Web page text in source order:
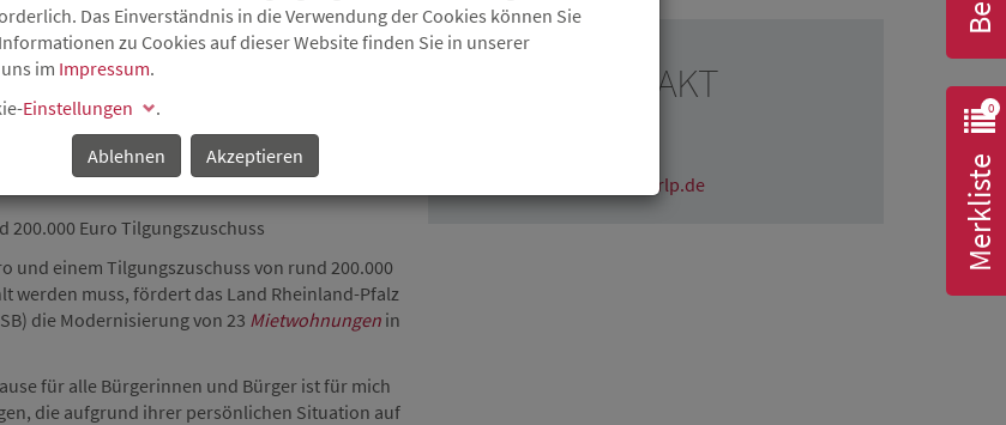
0
Merkliste
B
S
BITBURG
Euro Tilgungszuschuss
und einem Tilgungszuschuss von rund 200.000
werden muss, fördert das Land Rheinland-Pfalz
die Modernisierung von 23 Mietwohnungen in
für alle Bürgerinnen und Bürger ist für mich
die aufgrund ihrer persönlichen Situation auf
PRESSEKONTAKT
julia.isermenger@isb.rlp.de
Das Einverständnis in die Verwendung der Cookies können Sie
zu Cookies auf dieser Website finden Sie in unserer
im Impressum.
Einstellungen
.
Ablehnen
Akzeptieren